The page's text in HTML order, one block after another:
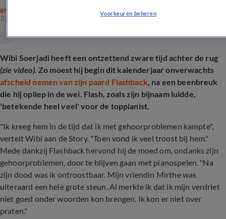
BN'ERS
3 juli 2025, 16:16
Wibi Soerjadi heeft een ontzettend zware tijd achter de rug
(zie video). Zo moest hij begin dit kalenderjaar onverwachts
afscheid nemen van zijn paard Flashback, na een beenbreuk
die hij opliep in de wei. Flash, zoals zijn bijnaam luidde,
'betekende heel veel' voor de toppianist.
"Ik kreeg hem in de tijd dat ik met gehoorproblemen kampte",
vertelt Wibi aan de Story. "Toen vond ik veel troost bij hem."
Mede dankzij Flashback hervond hij de moed om, ondanks zijn
gehoorproblemen, door te blijven gaan met pianospelen. "Na
zijn dood was ik ontroostbaar. Mijn vriendin Mirthe was
uiteraard een hele grote steun. Al merkte ik dat ik mijn verdriet
niet goed onder woorden kon brengen. Ik kon er niet over
praten."
Voorkeuren beheren